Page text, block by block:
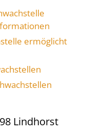
ermöglicht
Lindhorst